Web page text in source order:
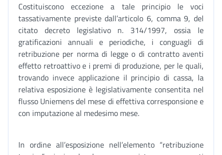
Costituiscono eccezione a tale principio le voci
tassativamente previste dall’articolo 6, comma 9, del
citato decreto legislativo n. 314/1997, ossia le
gratificazioni annuali e periodiche, i conguagli di
retribuzione per norma di legge o di contratto aventi
effetto retroattivo e i premi di produzione, per le quali,
trovando invece applicazione il principio di cassa, la
relativa esposizione è legislativamente consentita nel
flusso Uniemens del mese di effettiva corresponsione e
con imputazione al medesimo mese.
In ordine all’esposizione nell’elemento “retribuzione